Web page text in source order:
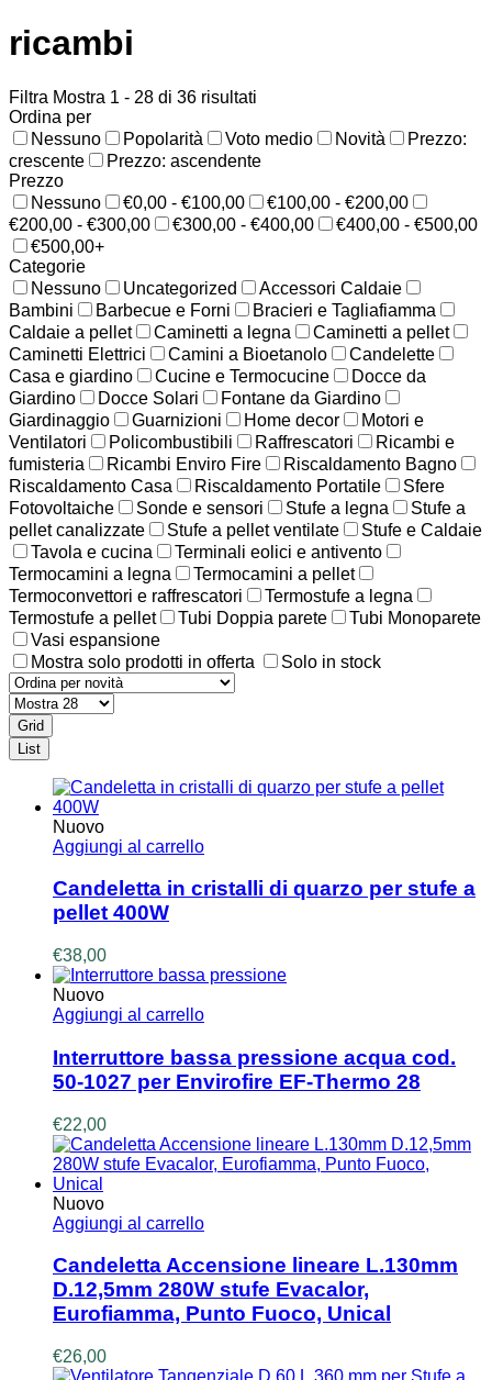
ricambi
Filtra Mostra 1 - 28 di 36 risultati
Ordina per
Nessuno
Popolarità Voto medio Novità
Prezzo:
crescente
Prezzo: ascendente
Prezzo
Nessuno
€0,00 - €100,00
€100,00 - €200,00
€200,00 - €300,00
€300,00 - €400,00
€400,00 - €500,00
€500,00+
Categorie
Nessuno
Uncategorized
Accessori Caldaie
Bambini
Barbecue e Forni
Bracieri e Tagliafiamma
Caldaie a pellet
Caminetti a legna
Caminetti a pellet
Caminetti Elettrici
Camini a Bioetanolo
Candelette
Casa e giardino
Cucine e Termocucine
Docce da
Giardino
Docce Solari
Fontane da Giardino
Giardinaggio
Guarnizioni Home decor
Motori e
Ventilatori
Policombustibili Raffrescatori
Ricambi e
fumisteria
Ricambi Enviro Fire
Riscaldamento Bagno
Riscaldamento Casa
Riscaldamento Portatile
Sfere
Fotovoltaiche
Sonde e sensori Stufe a legna
Stufe a
pellet canalizzate
Stufe a pellet ventilate
Stufe e Caldaie
Tavola e cucina
Terminali eolici e antivento
Termocamini a legna
Termocamini a pellet
Termoconvettori e raffrescatori
Termostufe a legna
Termostufe a pellet
Tubi Doppia parete
Tubi Monoparete
Vasi espansione
Mostra solo prodotti in offerta
Solo in stock
Grid
List
Nuovo
Aggiungi al carrello
Candeletta in cristalli di quarzo per stufe a
pellet 400W
€38,00
Nuovo
Aggiungi al carrello
Interruttore bassa pressione acqua cod.
50-1027 per Envirofire EF-Thermo 28
€22,00
Nuovo
Aggiungi al carrello
Candeletta Accensione lineare L.130mm
D.12,5mm 280W stufe Evacalor,
Eurofiamma, Punto Fuoco, Unical
€26,00